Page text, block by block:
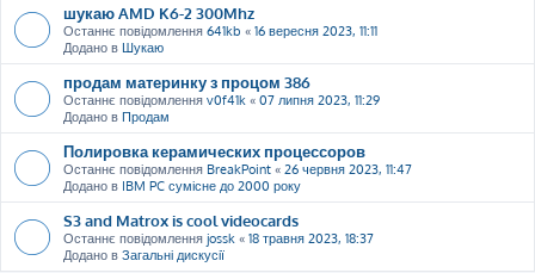
шукаю AMD K6-2 300Mhz
Останнє повідомлення 641kb « 16 вересня 2023, 11:11
Додано в Шукаю
продам материнку з процом 386
Останнє повідомлення v0f41k « 07 липня 2023, 11:29
Додано в Продам
Полировка керамических процессоров
Останнє повідомлення BreakPoint « 26 червня 2023, 11:47
Додано в IBM PC сумісне до 2000 року
S3 and Matrox is cool videocards
Останнє повідомлення jossk « 18 травня 2023, 18:37
Додано в Загальні дискусії